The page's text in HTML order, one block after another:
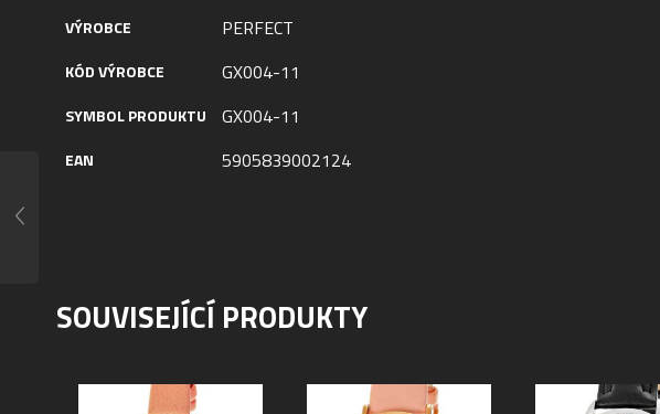
VÝROBCE PERFECT
KÓD VÝROBCE GX004-11
SYMBOL PRODUKTU GX004-11
EAN 5905839002124
SOUVISEJÍCÍ PRODUKTY